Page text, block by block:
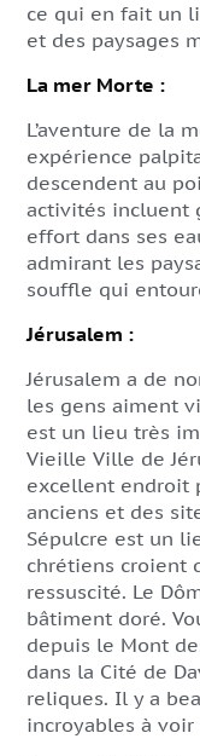
ce qui en fait un
et des paysages
La mer Morte :
L’aventure de la
expérience
descendent au
activités incluent
effort dans ses
admirant les
souffle qui
Jérusalem :
Jérusalem a de
les gens aiment
est un lieu très
Vieille Ville de
excellent endroit
anciens et des
Sépulcre est un
chrétiens croient
ressuscité. Le
bâtiment doré.
depuis le Mont
dans la Cité de
reliques. Il y a
incroyables à